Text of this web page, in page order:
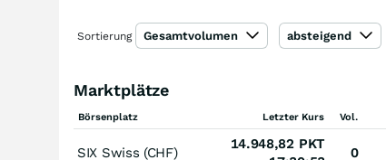
Sortierung Gesamtvolumen absteigend
Marktplätze
Börsenplatz Letzter Kurs Vol.
SIX Swiss (CHF)
14.948,82 PKT
0